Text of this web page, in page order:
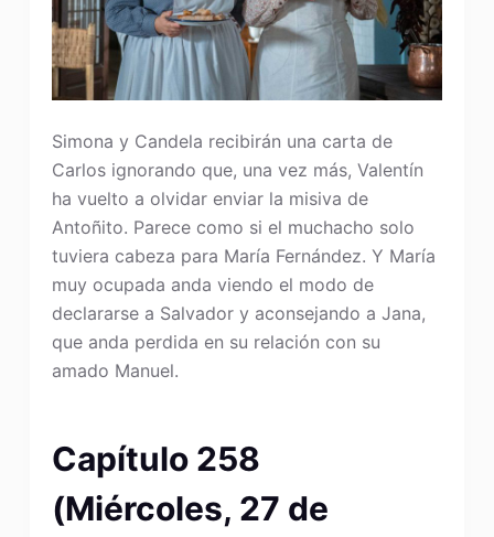
Simona y Candela recibirán una carta de
Carlos ignorando que, una vez más, Valentín
ha vuelto a olvidar enviar la misiva de
Antoñito. Parece como si el muchacho solo
tuviera cabeza para María Fernández. Y María
muy ocupada anda viendo el modo de
declararse a Salvador y aconsejando a Jana,
que anda perdida en su relación con su
amado Manuel.
Capítulo 258
(Miércoles, 27 de